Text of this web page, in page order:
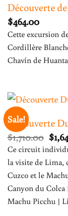
Découverte
$464.00
Cette excursion
Cordillère
Chavín de
Sale!
Découverte
$1,710.00
Prix
was:
$
Ce circuit
la visite de Lima,
Cuzco et le
Canyon du Colca
Machu Picchu |